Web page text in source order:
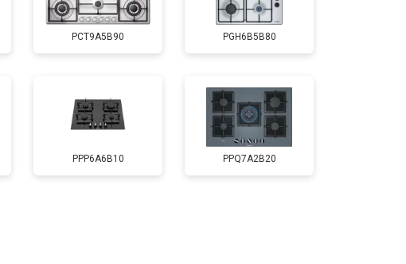
PCT9A5B90 PGH6B5B80
PPP6A6B10 PPQ7A2B20